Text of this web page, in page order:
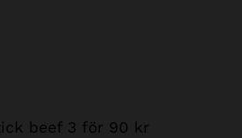
beef 3 för 90 kr